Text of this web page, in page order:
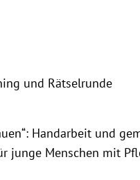
und Rätselrunde
Handarbeit und
junge Menschen mit